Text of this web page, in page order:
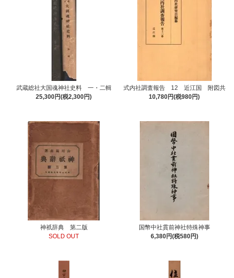
武蔵総社大国魂神社史料 一・二輯
25,300円(税2,300円)
式内社調査報告 12 近江国 附図共
10,780円(税980円)
神祇辞典 第二版
SOLD OUT
国幣中社貫前神社特殊神事
6,380円(税580円)